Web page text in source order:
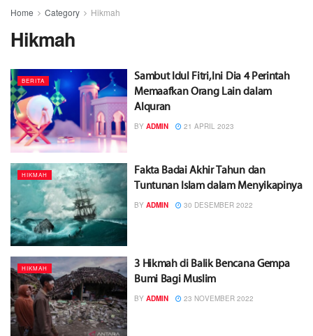
Home Category Hikmah
Hikmah
BERITA
Sambut Idul Fitri, Ini Dia 4 Perintah
Memaafkan Orang Lain dalam
Alquran
BY ADMIN 21 APRIL 2023
HIKMAH
Fakta Badai Akhir Tahun dan
Tuntunan Islam dalam Menyikapinya
BY ADMIN 30 DESEMBER 2022
HIKMAH
3 Hikmah di Balik Bencana Gempa
Bumi Bagi Muslim
BY ADMIN 23 NOVEMBER 2022